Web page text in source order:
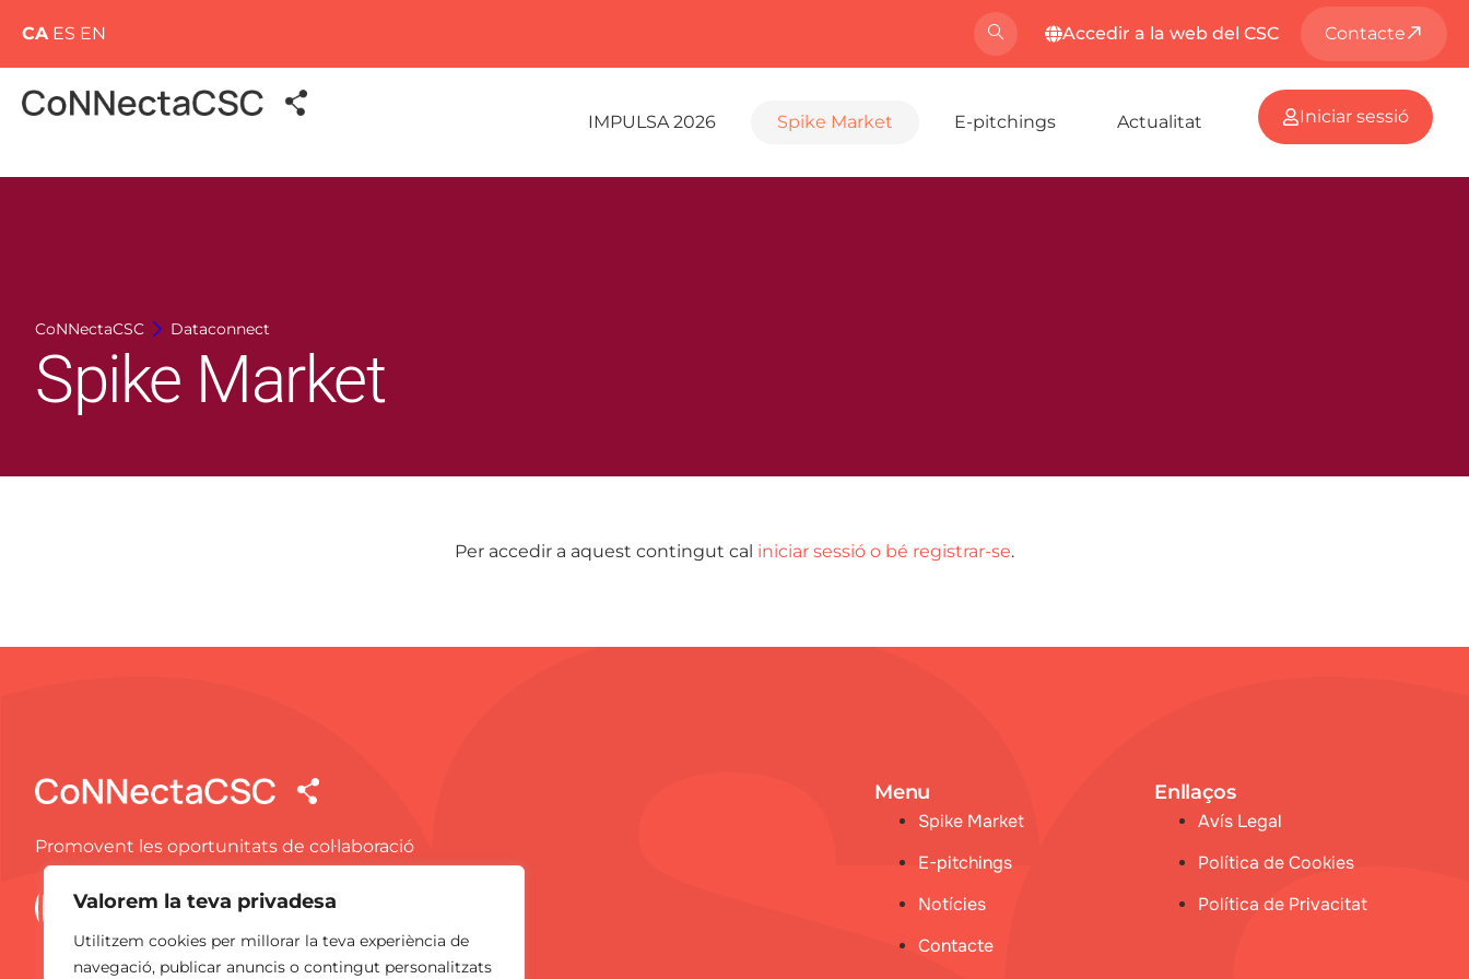
Valorem la teva privadesa
Utilitzem cookies per millorar la teva experiència de
navegació, publicar anuncis o contingut personalitzats
Accedir a la web del CSC Contacte
CA ES EN
IMPULSA 2026 Spike Market E-pitchings Actualitat Iniciar sessió
CoNNectaCSC Dataconnect
Spike Market
Per accedir a aquest contingut cal iniciar sessió o bé registrar-se.
Promovent les oportunitats de col·laboració
Menu
Spike Market
E-pitchings
Notícies
Contacte
Enllaços
Avís Legal
Política de Cookies
Política de Privacitat